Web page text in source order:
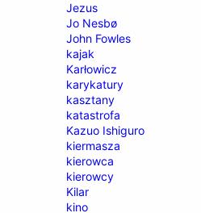
Jezus
Jo Nesbø
John Fowles
kajak
Karłowicz
karykatury
kasztany
katastrofa
Kazuo Ishiguro
kiermasza
kierowca
kierowcy
Kilar
kino